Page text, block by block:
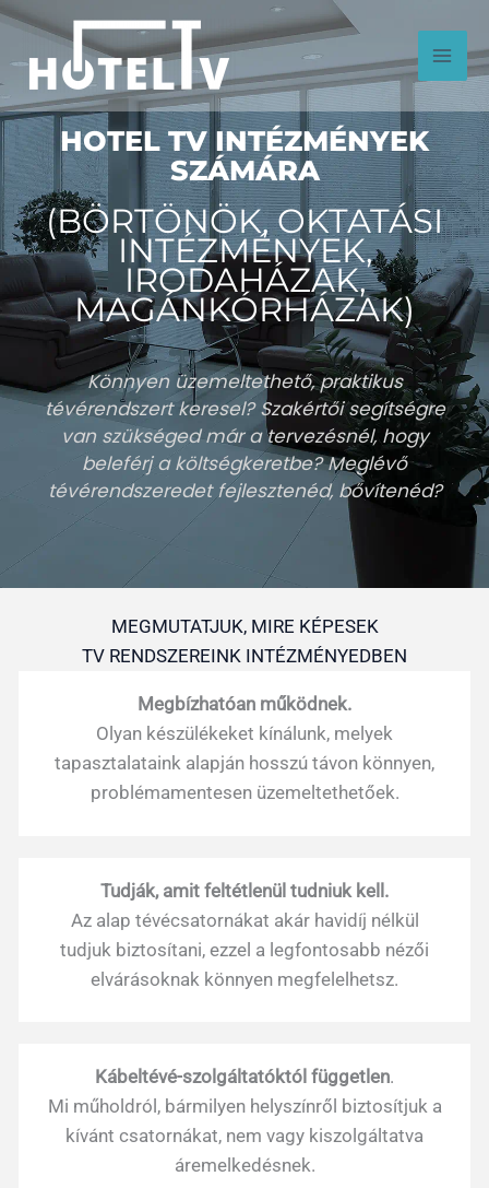
Skip
content
HOTEL TV INTÉZMÉNYEK
SZÁMÁRA
(BÖRTÖNÖK, OKTATÁSI
INTÉZMÉNYEK,
IRODAHÁZAK,
MAGÁNKÓRHÁZAK)
Könnyen üzemeltethető, praktikus
tévérendszert keresel? Szakértői segítségre
van szükséged már a tervezésnél, hogy
beleférj a költségkeretbe? Meglévő
tévérendszeredet fejlesztenéd, bővítenéd?
MEGMUTATJUK, MIRE KÉPESEK
TV RENDSZEREINK INTÉZMÉNYEDBEN
Megbízhatóan működnek.
Olyan készülékeket kínálunk, melyek
tapasztalataink alapján hosszú távon könnyen,
problémamentesen üzemeltethetőek.
Tudják, amit feltétlenül tudniuk kell.
Az alap tévécsatornákat akár havidíj nélkül
tudjuk biztosítani, ezzel a legfontosabb nézői
elvárásoknak könnyen megfelelhetsz.
Kábeltévé-szolgáltatóktól független.
Mi műholdról, bármilyen helyszínről biztosítjuk a
kívánt csatornákat, nem vagy kiszolgáltatva
áremelkedésnek.